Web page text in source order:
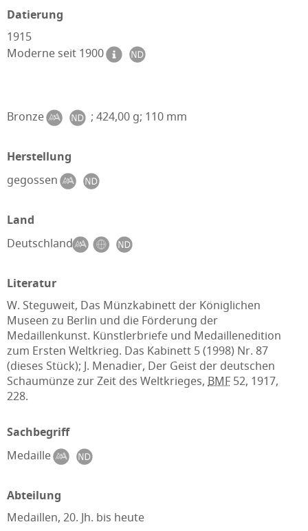
Datierung
1915
Moderne seit 1900
Bronze ; 424,00 g; 110 mm
Herstellung
gegossen
Land
Deutschland
Literatur
W. Steguweit, Das Münzkabinett der Königlichen
Museen zu Berlin und die Förderung der
Medaillenkunst. Künstlerbriefe und Medaillenedition
zum Ersten Weltkrieg. Das Kabinett 5 (1998) Nr. 87
(dieses Stück); J. Menadier, Der Geist der deutschen
Schaumünze zur Zeit des Weltkrieges, BMF 52, 1917,
228.
Sachbegriff
Medaille
Abteilung
Medaillen, 20. Jh. bis heute